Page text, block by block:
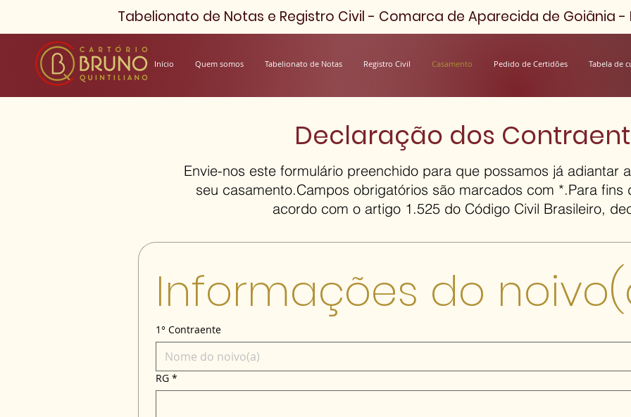
Início Quem somos Tabelionato de Notas Registro Civil Casamento Pedido de Certidões Tabela de
Tabelionato de Notas e Registro Civil - Comarca de Aparecida de Goiânia -
Declaração dos
Envie-nos este formulário preenchido para que possamos já adiantar
seu casamento.Campos obrigatórios são marcados com *.Para fins
acordo com o artigo 1.525 do Código Civil Brasileiro,
Informações do
1° Contraente
RG *